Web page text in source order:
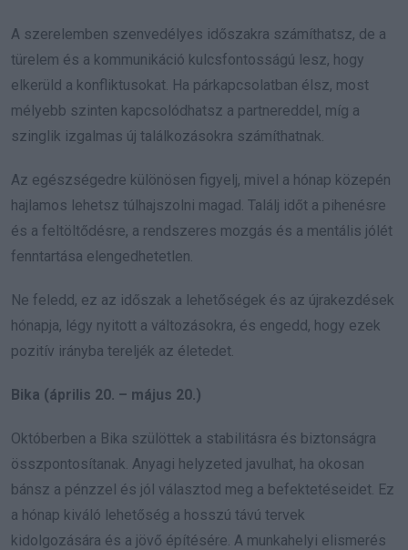
A szerelemben szenvedélyes időszakra számíthatsz, de a
türelem és a kommunikáció kulcsfontosságú lesz, hogy
elkerüld a konfliktusokat. Ha párkapcsolatban élsz, most
mélyebb szinten kapcsolódhatsz a partnereddel, míg a
szinglik izgalmas új találkozásokra számíthatnak.
Az egészségedre különösen figyelj, mivel a hónap közepén
hajlamos lehetsz túlhajszolni magad. Találj időt a pihenésre
és a feltöltődésre, a rendszeres mozgás és a mentális jólét
fenntartása elengedhetetlen.
Ne feledd, ez az időszak a lehetőségek és az újrakezdések
hónapja, légy nyitott a változásokra, és engedd, hogy ezek
pozitív irányba tereljék az életedet.
Bika (április 20. – május 20.)
Októberben a Bika szülöttek a stabilitásra és biztonságra
összpontosítanak. Anyagi helyzeted javulhat, ha okosan
bánsz a pénzzel és jól választod meg a befektetéseidet. Ez
a hónap kiváló lehetőség a hosszú távú tervek
kidolgozására és a jövő építésére. A munkahelyi elismerés